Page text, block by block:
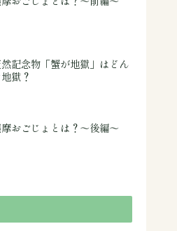
記念物「蟹が地獄」はどん
獄？
おごじょとは？～後編～